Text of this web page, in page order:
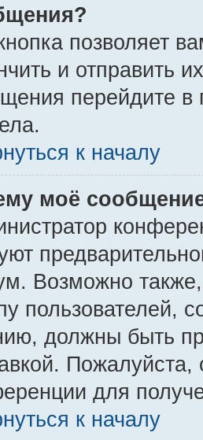
позволяет
и отправить
перейдите в
к началу
моё
Возможно
пользователей,
должны быть
для
к началу